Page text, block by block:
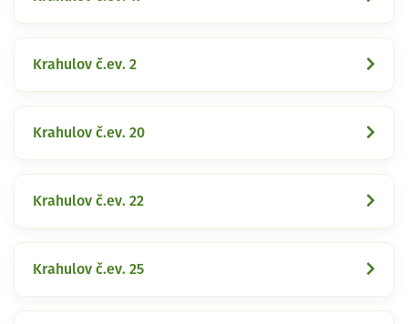
Krahulov č.ev. 2
Krahulov č.ev. 20
Krahulov č.ev. 22
Krahulov č.ev. 25